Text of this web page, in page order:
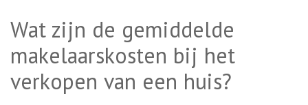
Wat zijn de gemiddelde
makelaarskosten bij het
verkopen van een huis?